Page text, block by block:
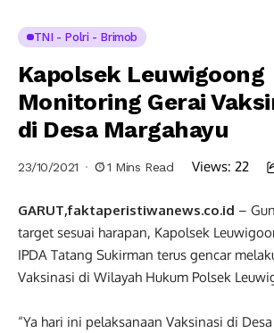
TNI - Polri - Brimob
Kapolsek Leuwigoong
Monitoring Gerai
di Desa Margahayu
23/10/2021 1 Mins Read Views: 22
GARUT,faktaperistiwanews.co.id –
target sesuai harapan, Kapolsek
IPDA Tatang Sukirman terus gencar
Vaksinasi di Wilayah Hukum Polsek
“Ya hari ini pelaksanaan Vaksinasi di